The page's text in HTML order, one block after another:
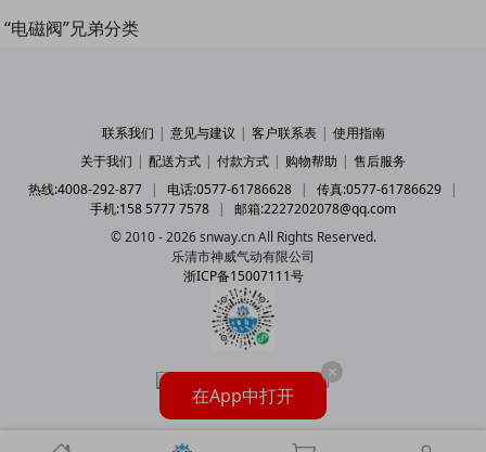
“电磁阀”兄弟分类
联系我们 | 意见与建议 | 客户联系表 | 使用指南
关于我们 | 配送方式 | 付款方式 | 购物帮助 | 售后服务
热线:4008-292-877
| 电话:0577-61786628 | 传真:0577-61786629
|
手机:158 5777 7578
|
邮箱:2227202078@qq.com
© 2010 - 2026 snway.cn All Rights Reserved.
乐清市神威气动有限公司
浙ICP备15007111号
在App中打开
×